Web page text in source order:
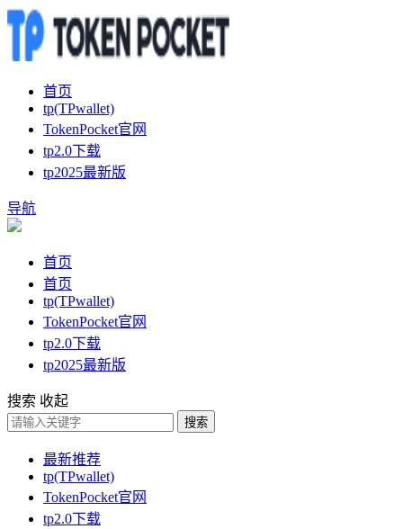
首页
tp(TPwallet)
TokenPocket官网
tp2.0下载
tp2025最新版
导航
首页
首页
tp(TPwallet)
TokenPocket官网
tp2.0下载
tp2025最新版
搜索 收起
搜索
最新推荐
tp(TPwallet)
TokenPocket官网
tp2.0下载